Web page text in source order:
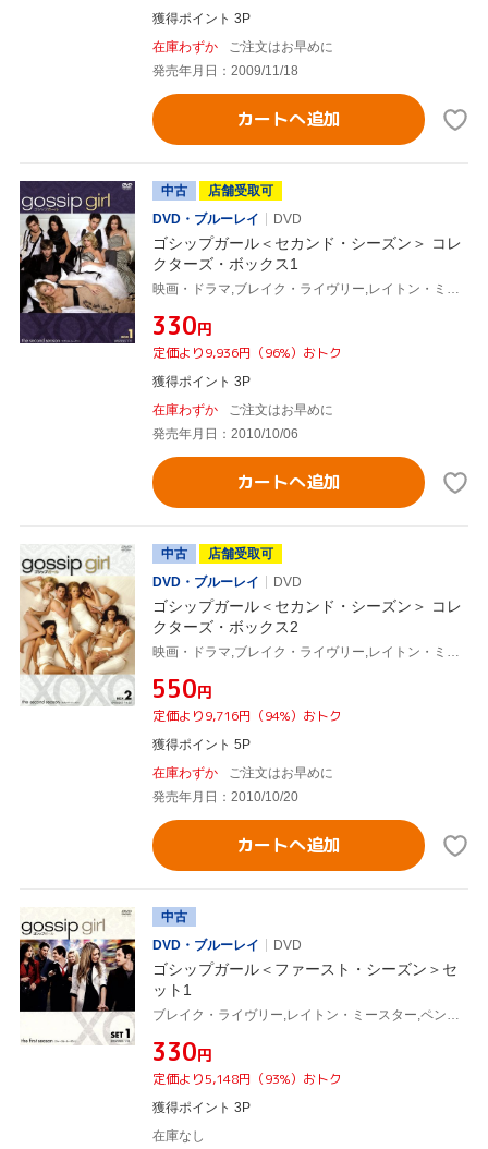
獲得ポイント 3P
在庫わずか
ご注文はお早めに
発売年月日：2009/11/18
カートへ追加
中古
店舗受取可
DVD・ブルーレイ
DVD
ゴシップガール＜セカンド・シーズン＞ コレ
クターズ・ボックス1
映画・ドラマ,ブレイク・ライヴリー,レイトン・ミースター,ペン・バッジリー,セシリー・フォン・ジーゲザー(原作)
¥330円
定価より9,936円（96%）おトク
獲得ポイント 3P
在庫わずか
ご注文はお早めに
発売年月日：2010/10/06
カートへ追加
中古
店舗受取可
DVD・ブルーレイ
DVD
ゴシップガール＜セカンド・シーズン＞ コレ
クターズ・ボックス2
映画・ドラマ,ブレイク・ライヴリー,レイトン・ミースター,ペン・バッジリー,セシリー・フォン・ジーゲザー(原作)
¥550円
定価より9,716円（94%）おトク
獲得ポイント 5P
在庫わずか
ご注文はお早めに
発売年月日：2010/10/20
カートへ追加
中古
DVD・ブルーレイ
DVD
ゴシップガール＜ファースト・シーズン＞セ
ット1
ブレイク・ライヴリー,レイトン・ミースター,ペン・バッジリー,セシリー・フォン・ジーゲザー(原作)
¥330円
定価より5,148円（93%）おトク
獲得ポイント 3P
在庫なし